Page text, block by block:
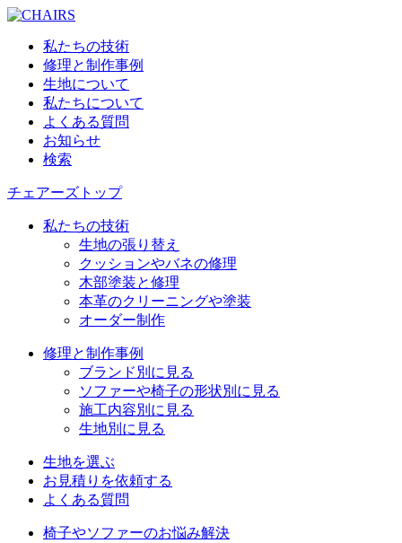
私たちの技術
修理と制作事例
生地について
私たちについて
よくある質問
お知らせ
検索
チェアーズトップ
私たちの技術
生地の張り替え
クッションやバネの修理
木部塗装と修理
本革のクリーニングや塗装
オーダー制作
修理と制作事例
ブランド別に見る
ソファーや椅子の形状別に見る
施工内容別に見る
生地別に見る
生地を選ぶ
お見積りを依頼する
よくある質問
椅子やソファーのお悩み解決